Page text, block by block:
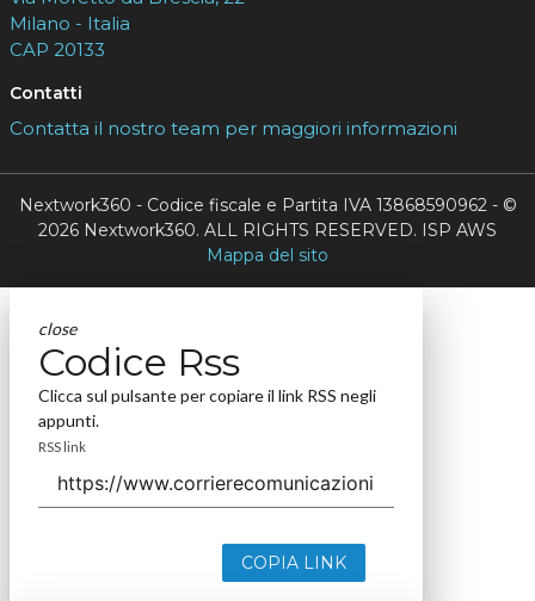
Milano - Italia
CAP 20133
Contatti
Contatta il nostro team per maggiori informazioni
Nextwork360 - Codice fiscale e Partita IVA 13868590962 - ©
2026 Nextwork360. ALL RIGHTS RESERVED. ISP AWS
Mappa del sito
close
Codice Rss
Clicca sul pulsante per copiare il link RSS negli
appunti.
RSS link
COPIA LINK